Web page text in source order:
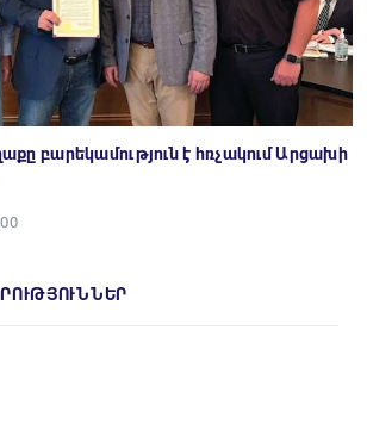
բարեկամություն է հռչակում Արցախի